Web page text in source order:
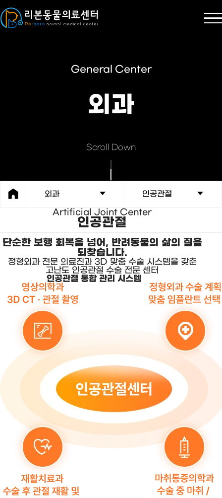
General Center
외과
Scroll Down
외과 인공관절
Artificial Joint Center
인공관절
단순한 보행 회복을 넘어, 반려동물의 삶의 질을
되찾습니다.
정형외과 전문 의료진과 3D 맞춤 수술 시스템을 갖춘
고난도 인공관절 수술 전문 센터
인공관절 통합 관리 시스템